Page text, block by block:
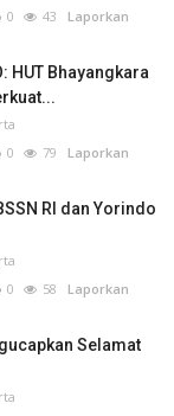
0 43 Laporkan
HUT Bhayangkara
0 79 Laporkan
RI dan Yorindo
0 58 Laporkan
Selamat